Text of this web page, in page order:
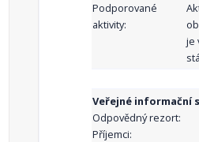
Podporované
aktivity:
je
Veřejné informační
Odpovědný rezort:
Příjemci: